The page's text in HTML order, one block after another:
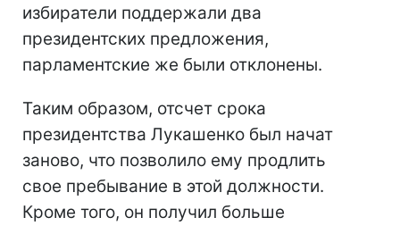
избиратели поддержали два
президентских предложения,
парламентские же были отклонены.
Таким образом, отсчет срока
президентства Лукашенко был начат
заново, что позволило ему продлить
свое пребывание в этой должности.
Кроме того, он получил больше